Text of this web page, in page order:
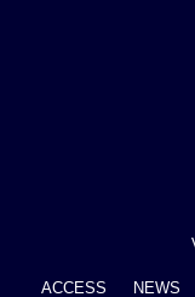
ACCESS NEWS